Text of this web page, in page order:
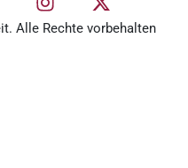
Alle Rechte vorbehalten